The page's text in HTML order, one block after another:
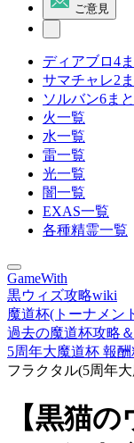
ご意見
ディアブロ4
サマチャレ2
ソルバン6ま
火一覧
水一覧
雷一覧
光一覧
闇一覧
EXAS一覧
各種精霊一覧
GameWith
黒ウィズ攻略wiki
魔道杯(トーナメン
過去の魔道杯攻略
5周年大魔道杯 報
フラクタル(5周年
【黒猫